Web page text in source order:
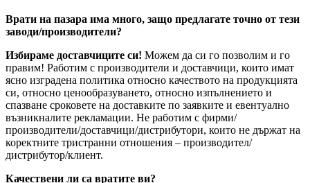
Врати на пазара има много, защо предлагате точно от тези
заводи/производители?
Избираме доставчиците си! Можем да си го позволим и го
правим! Работим с производители и доставчици, които имат
ясно изградена политика относно качеството на продукцията
си, относно ценообразуването, относно изпълнението и
спазване сроковете на доставките по заявките и евентуално
възникналите рекламации. Не работим с фирми/
производители/доставчици/дистрибутори, които не държат на
коректните тристранни отношения – производител/
дистрибутор/клиент.
Качествени ли са вратите ви?